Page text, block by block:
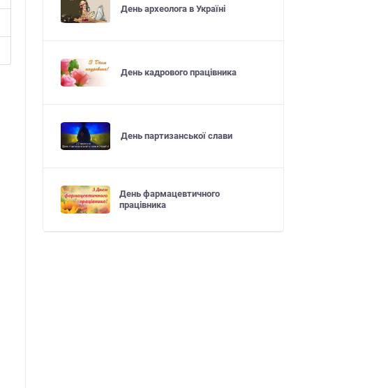
День археолога в Україні
День кадрового працівника
День партизанської слави
День фармацевтичного
працівника